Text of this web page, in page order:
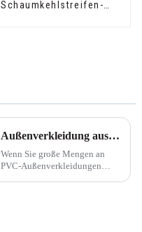
Schaumkehlstreifen-
Außenverkleidung aus PVC: Zusammenfügen langer Bahnen Es ist immer eine gute Idee, Ihre Teile trocken zu montieren, um zu sehen, ob sie gut passen, bevor Sie Kleber oder Befestigungselemente auftragen.
Wenn Sie große Mengen an
PVC-Außenverkleidungen